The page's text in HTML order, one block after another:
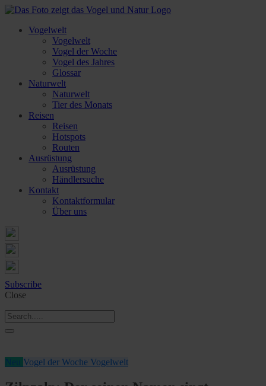
Vogelwelt
Vogelwelt
Vogel der Woche
Vogel des Jahres
Glossar
Naturwelt
Naturwelt
Tier des Monats
Reisen
Reisen
Hotspots
Routen
Ausrüstung
Ausrüstung
Händlersuche
Kontakt
Kontaktformular
Über uns
Subscribe
Close
Vogel der Woche Vogelwelt